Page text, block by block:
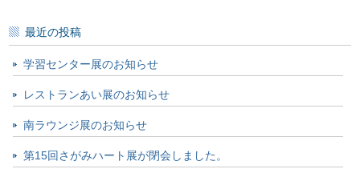
最近の投稿
学習センター展のお知らせ
レストランあい展のお知らせ
南ラウンジ展のお知らせ
第15回さがみハート展が閉会しました。